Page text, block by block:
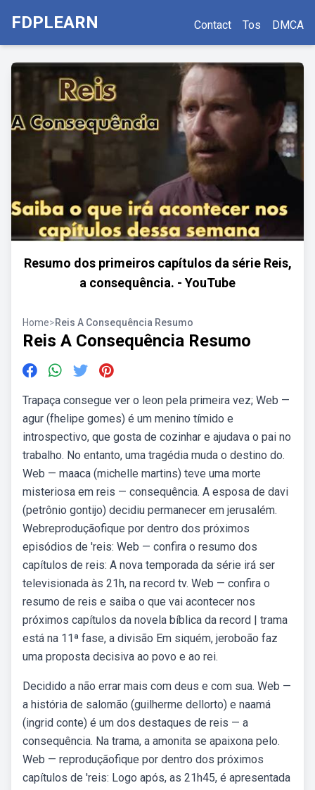
FDPLEARN Contact Tos DMCA
Resumo dos primeiros capítulos da série Reis,
a consequência. - YouTube
Home>Reis A Consequência Resumo
Reis A Consequência Resumo
Trapaça consegue ver o leon pela primeira vez; Web —
agur (fhelipe gomes) é um menino tímido e
introspectivo, que gosta de cozinhar e ajudava o pai no
trabalho. No entanto, uma tragédia muda o destino do.
Web — maaca (michelle martins) teve uma morte
misteriosa em reis — consequência. A esposa de davi
(petrônio gontijo) decidiu permanecer em jerusalém.
Webreproduçãofique por dentro dos próximos
episódios de 'reis: Web — confira o resumo dos
capítulos de reis: A nova temporada da série irá ser
televisionada às 21h, na record tv. Web — confira o
resumo de reis e saiba o que vai acontecer nos
próximos capítulos da novela bíblica da record | trama
está na 11ª fase, a divisão Em siquém, jeroboão faz
uma proposta decisiva ao povo e ao rei.
Decidido a não errar mais com deus e com sua. Web —
a história de salomão (guilherme dellorto) e naamá
(ingrid conte) é um dos destaques de reis — a
consequência. Na trama, a amonita se apaixona pelo.
Web — reproduçãofique por dentro dos próximos
capítulos de 'reis: Logo após, as 21h45, é apresentada